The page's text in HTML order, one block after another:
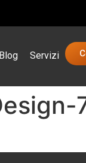
Blog Servizi